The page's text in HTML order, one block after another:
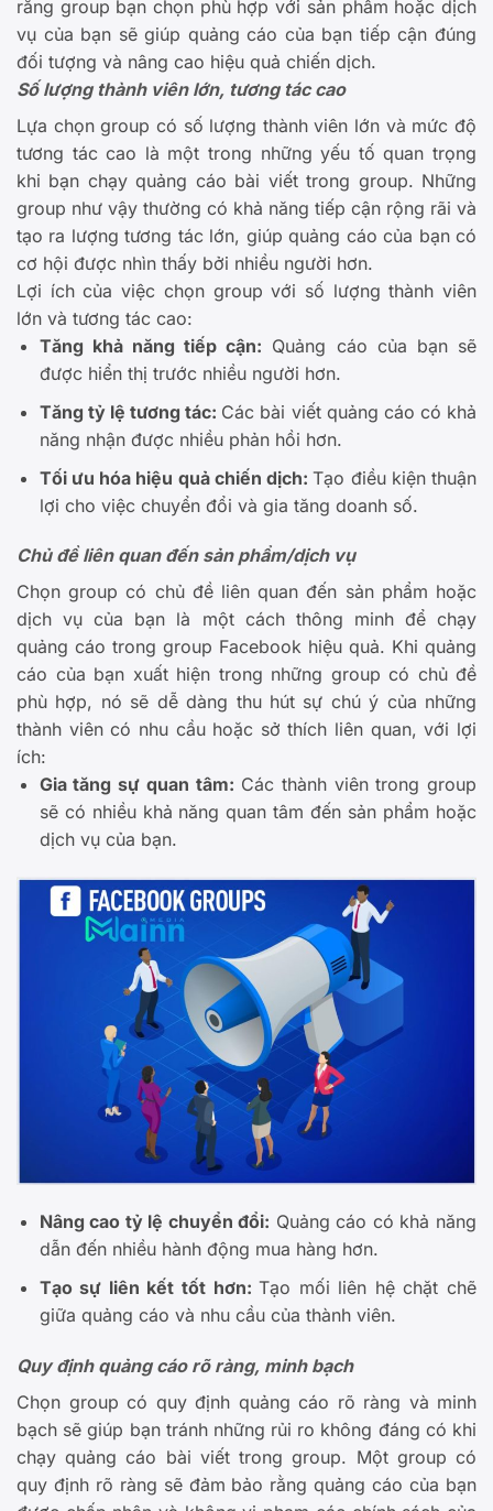
rằng group bạn chọn phù hợp với sản phẩm hoặc dịch
vụ của bạn sẽ giúp quảng cáo của bạn tiếp cận đúng
đối tượng và nâng cao hiệu quả chiến dịch.
Số lượng thành viên lớn, tương tác cao
Lựa chọn group có số lượng thành viên lớn và mức độ
tương tác cao là một trong những yếu tố quan trọng
khi bạn chạy quảng cáo bài viết trong group. Những
group như vậy thường có khả năng tiếp cận rộng rãi và
tạo ra lượng tương tác lớn, giúp quảng cáo của bạn có
cơ hội được nhìn thấy bởi nhiều người hơn.
Lợi ích của việc chọn group với số lượng thành viên
lớn và tương tác cao:
Tăng khả năng tiếp cận: Quảng cáo của bạn sẽ
được hiển thị trước nhiều người hơn.
Tăng tỷ lệ tương tác: Các bài viết quảng cáo có khả
năng nhận được nhiều phản hồi hơn.
Tối ưu hóa hiệu quả chiến dịch:Tạo điều kiện thuận
lợi cho việc chuyển đổi và gia tăng doanh số.
Chủ đề liên quan đến sản phẩm/dịch vụ
Chọn group có chủ đề liên quan đến sản phẩm hoặc
dịch vụ của bạn là một cách thông minh để chạy
quảng cáo trong group Facebook hiệu quả. Khi quảng
cáo của bạn xuất hiện trong những group có chủ đề
phù hợp, nó sẽ dễ dàng thu hút sự chú ý của những
thành viên có nhu cầu hoặc sở thích liên quan, với lợi
ích:
Gia tăng sự quan tâm: Các thành viên trong group
sẽ có nhiều khả năng quan tâm đến sản phẩm hoặc
dịch vụ của bạn.
Nâng cao tỷ lệ chuyển đổi: Quảng cáo có khả năng
dẫn đến nhiều hành động mua hàng hơn.
Tạo sự liên kết tốt hơn:Tạo mối liên hệ chặt chẽ
giữa quảng cáo và nhu cầu của thành viên.
Quy định quảng cáo rõ ràng, minh bạch
Chọn group có quy định quảng cáo rõ ràng và minh
bạch sẽ giúp bạn tránh những rủi ro không đáng có khi
chạy quảng cáo bài viết trong group. Một group có
quy định rõ ràng sẽ đảm bảo rằng quảng cáo của bạn